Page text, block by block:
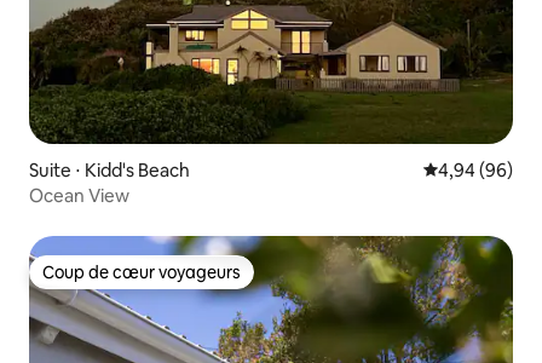
Suite ⋅ Kidd's Beach Évaluation
4,94 (96)
Ocean View
Coup de cœur voyageurs
Coup de cœur voyageurs